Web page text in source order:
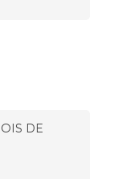
DE